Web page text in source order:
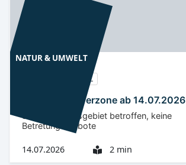
NATUR & UMWELT
OSL
ASP OSL: Pufferzone ab 14.07.2026
Südliches Kreisgebiet betroffen, keine
Betretungsverbote
14.07.2026 2 min